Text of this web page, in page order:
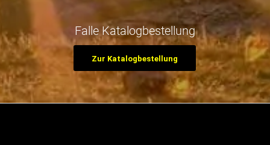
Falle Katalogbestellung
Zur Katalogbestellung